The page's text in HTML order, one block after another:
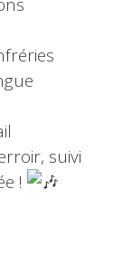
suivi
!